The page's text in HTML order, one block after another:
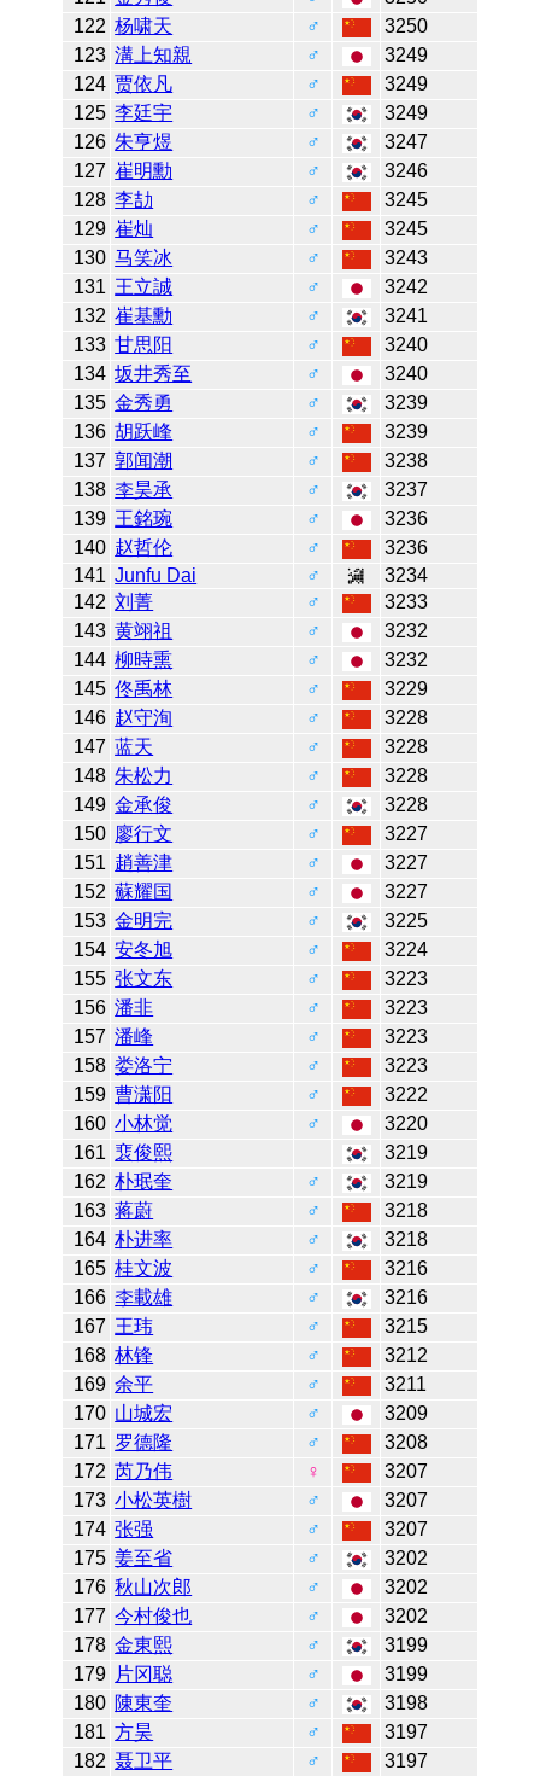
122 杨啸天 ♂
3250
123 溝上知親 ♂
3249
124 贾依凡 ♂
3249
125 李廷宇 ♂
3249
126 朱亨煜 ♂
3247
127 崔明勳 ♂
3246
128 李劼 ♂
3245
129 崔灿 ♂
3245
130 马笑冰 ♂
3243
131 王立誠 ♂
3242
132 崔基勳 ♂
3241
133 甘思阳 ♂
3240
134 坂井秀至 ♂
3240
135 金秀勇 ♂
3239
136 胡跃峰 ♂
3239
137 郭闻潮 ♂
3238
138 李昊承 ♂
3237
139 王銘琬 ♂
3236
140 赵哲伦 ♂
3236
141 Junfu Dai ♂
3234
142 刘菁 ♂
3233
143 黄翊祖 ♂
3232
144 柳時熏 ♂
3232
145 佟禹林 ♂
3229
146 赵守洵 ♂
3228
147 蓝天 ♂
3228
148 朱松力 ♂
3228
149 金承俊 ♂
3228
150 廖行文 ♂
3227
151 趙善津 ♂
3227
152 蘇耀国 ♂
3227
153 金明完 ♂
3225
154 安冬旭 ♂
3224
155 张文东 ♂
3223
156 潘非 ♂
3223
157 潘峰 ♂
3223
158 娄洛宁 ♂
3223
159 曹潇阳 ♂
3222
160 小林觉 ♂
3220
161 裵俊熙
3219
162 朴珉奎 ♂
3219
163 蒋蔚 ♂
3218
164 朴进率 ♂
3218
165 桂文波 ♂
3216
166 李載雄 ♂
3216
167 王玮 ♂
3215
168 林锋 ♂
3212
169 余平 ♂
3211
170 山城宏 ♂
3209
171 罗德隆 ♂
3208
172 芮乃伟 ♀
3207
173 小松英樹 ♂
3207
174 张强 ♂
3207
175 姜至省 ♂
3202
176 秋山次郎 ♂
3202
177 今村俊也 ♂
3202
178 金東熙 ♂
3199
179 片冈聪 ♂
3199
180 陳東奎 ♂
3198
181 方昊 ♂
3197
182 聂卫平 ♂
3197